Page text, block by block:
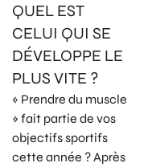
QUEL EST
CELUI QUI SE
DÉVELOPPE LE
PLUS VITE ?
« Prendre du muscle
» fait partie de vos
objectifs sportifs
cette année ? Après